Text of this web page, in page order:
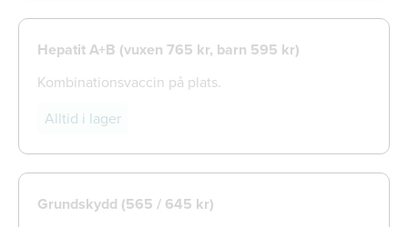
Hepatit A+B (vuxen 765 kr, barn 595 kr)
Kombinationsvaccin på plats.
Alltid i lager
Grundskydd (565 / 645 kr)